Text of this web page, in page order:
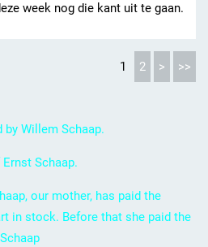
week nog die kant uit te gaan.
1 2 > >>
Willem Schaap.
Schaap.
our mother, has paid the
in stock. Before that she paid the